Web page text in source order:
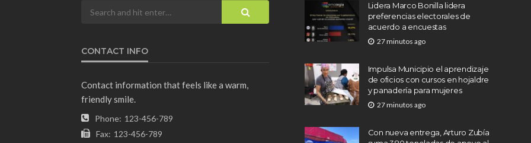
CONTACT INFO
Contact information that feels like a warm,
friendly smile.
Phone: 123-456-789
Fax: 123-456-789
Lidera Marco Bonilla lidera
preferencias electorales de
acuerdo a encuestas
27 minutos ago
Impulsa Municipio el aprendizaje
de oficios con cursos en hojaldre
y panadería para mujeres
27 minutos ago
Con nueva entrega, Arturo Zubía